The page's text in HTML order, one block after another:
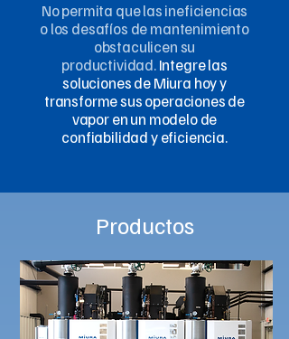
No permita que las ineficiencias
o los desafíos de mantenimiento
obstaculicen su
productividad.Integre las
soluciones de Miura hoy y
transforme sus operaciones de
vapor en un modelo de
confiabilidad y eficiencia.
Productos